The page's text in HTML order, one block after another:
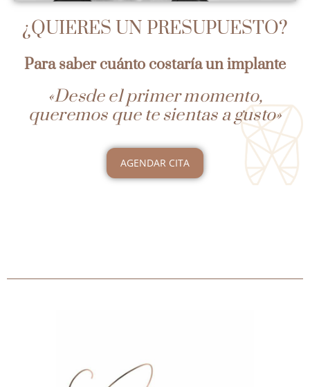
¿QUIERES UN PRESUPUESTO?
Para saber cuánto costaría un implante
«Desde el primer momento,
queremos que te sientas a gusto»
AGENDAR CITA